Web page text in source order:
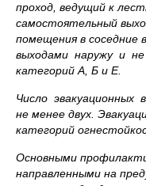
проход, ведущий к
самостоятельный
помещения в соседние
выходами наружу и
категорий А, Б и Е.
Число эвакуационных
не менее двух.
категорий
Основными
направленными на